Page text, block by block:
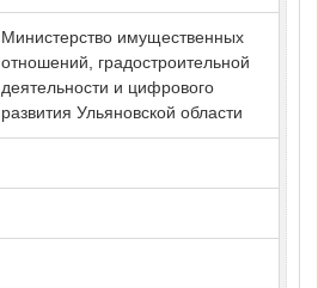
Министерство имущественных
отношений, градостроительной
деятельности и цифрового
развития Ульяновской области